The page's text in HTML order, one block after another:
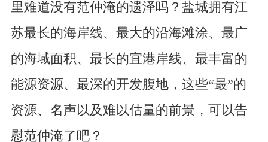
里难道没有范仲淹的遗泽吗？盐城拥有江
苏最长的海岸线、最大的沿海滩涂、最广
的海域面积、最长的宜港岸线、最丰富的
能源资源、最深的开发腹地，这些“最”的
资源、名声以及难以估量的前景，可以告
慰范仲淹了吧？